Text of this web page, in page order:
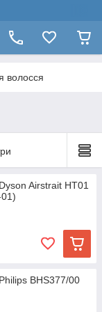
волосся
Airstrait HT01
BHS377/00